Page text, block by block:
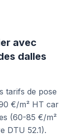
avec
dalles
tarifs de pose
€/m² HT car
(60-85 €/m²
DTU 52.1).